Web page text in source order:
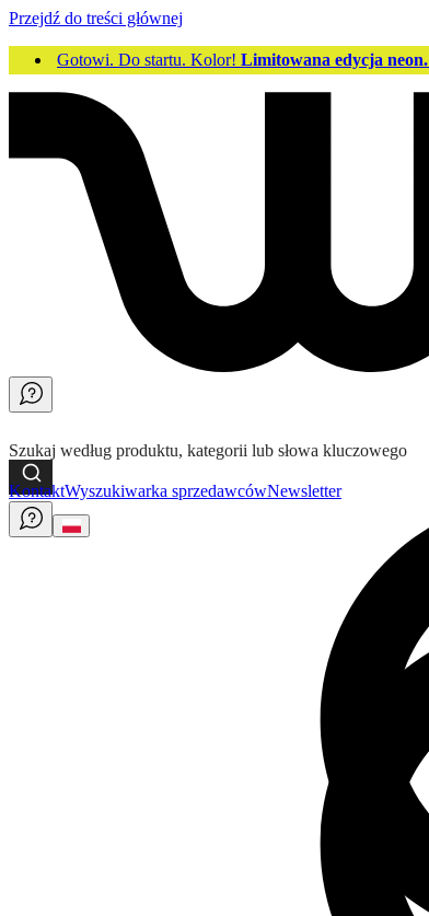
Przejdź do treści głównej
Gotowi. Do startu. Kolor! Limitowana edycja neon.
Szukaj według produktu, kategorii lub słowa kluczowego
KontaktWyszukiwarka sprzedawcówNewsletter